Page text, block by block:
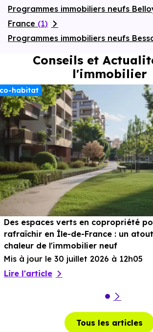
Programmes immobiliers neufs
France (1)
Programmes immobiliers neufs
Conseils et
l'immobilier
habitat
Des espaces verts en copropriété
rafraîchir en Île-de-France : un
chaleur de l'immobilier neuf
Mis à jour le 30 juillet 2026 à 12h05
Lire l'article
Tous les articles